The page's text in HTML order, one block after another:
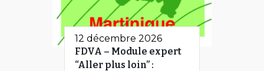
12 décembre 2026
FDVA – Module expert
“Aller plus loin” :